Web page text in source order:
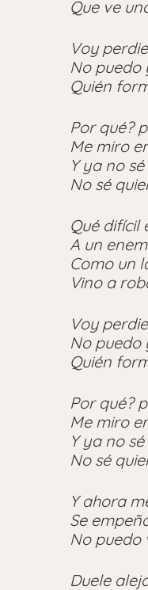
Que ve
Voy
No puedo
Quién
Por qué?
Me miro
Y ya no
No sé
Qué difícil
A un
Como un
Vino a
Voy
No puedo
Quién
Por qué?
Me miro
Y ya no
No sé
Y ahora
Se
No puedo
Duele